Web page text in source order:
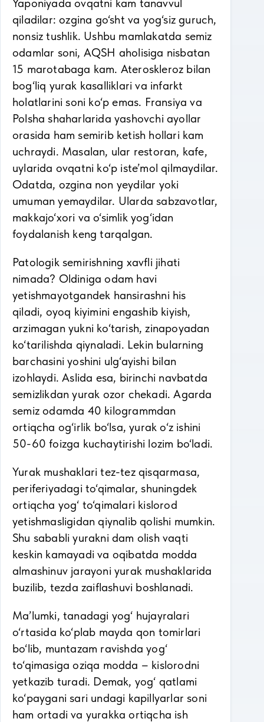
Yaponiyada ovqatni kam tanavvul
qiladilar: ozgina go‘sht va yog‘siz guruch,
nonsiz tushlik. Ushbu mamlakatda semiz
odamlar soni, AQSH aholisiga nisbatan
15 marotabaga kam. Ateroskleroz bilan
bog‘liq yurak kasalliklari va infarkt
holatlarini soni ko‘p emas. Fransiya va
Polsha shaharlarida yashovchi ayollar
orasida ham semirib ketish hollari kam
uchraydi. Masalan, ular restoran, kafe,
uylarida ovqatni ko‘p iste’mol qilmaydilar.
Odatda, ozgina non yeydilar yoki
umuman yemaydilar. Ularda sabzavotlar,
makkajo‘xori va o‘simlik yog‘idan
foydalanish keng tarqalgan.
Patologik semirishning xavfli jihati
nimada? Oldiniga odam havi
yetishmayotgandek hansirashni his
qiladi, oyoq kiyimini engashib kiyish,
arzimagan yukni ko‘tarish, zinapoyadan
ko‘tarilishda qiynaladi. Lekin bularning
barchasini yoshini ulg‘ayishi bilan
izohlaydi. Aslida esa, birinchi navbatda
semizlikdan yurak ozor chekadi. Agarda
semiz odamda 40 kilogrammdan
ortiqcha og‘irlik bo‘lsa, yurak o‘z ishini
50-60 foizga kuchaytirishi lozim bo‘ladi.
Yurak mushaklari tez-tez qisqarmasa,
periferiyadagi to‘qimalar, shuningdek
ortiqcha yog‘ to‘qimalari kislorod
yetishmasligidan qiynalib qolishi mumkin.
Shu sababli yurakni dam olish vaqti
keskin kamayadi va oqibatda modda
almashinuv jarayoni yurak mushaklarida
buzilib, tezda zaiflashuvi boshlanadi.
Ma’lumki, tanadagi yog‘ hujayralari
o‘rtasida ko‘plab mayda qon tomirlari
bo‘lib, muntazam ravishda yog‘
to‘qimasiga oziqa modda – kislorodni
yetkazib turadi. Demak, yog‘ qatlami
ko‘paygani sari undagi kapillyarlar soni
ham ortadi va yurakka ortiqcha ish